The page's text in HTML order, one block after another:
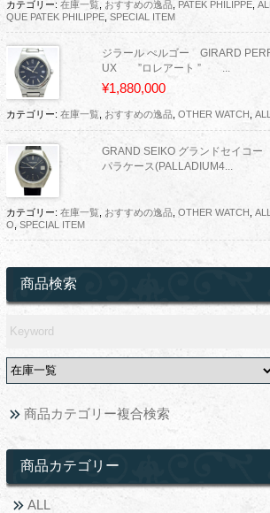
カテゴリー: 在庫一覧, おすすめの逸品, PATEK PHILIPPE,
QUE PATEK PHILIPPE, SPECIAL ITEM
ジラール ぺルゴー GIRARD
UX ”ロレアート ” ...
¥1,880,000
カテゴリー: 在庫一覧, おすすめの逸品, OTHER WATCH ALL
GRAND SEIKO グランドセイコ
パラケース(PALLADIUM4...
カテゴリー: 在庫一覧, おすすめの逸品, OTHER WATCH ALL
O SPECIAL ITEM
商品検索
商品カテゴリー複合検索
商品カテゴリー
ALL